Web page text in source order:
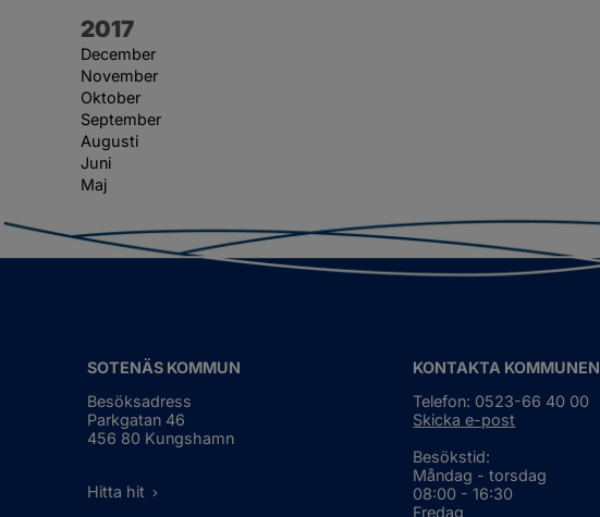
År:
2017
December
November
Oktober
September
Augusti
Juni
Maj
SOTENÄS KOMMUN
Besöksadress
Parkgatan 46
456 80 Kungshamn
Hitta hit
KONTAKTA KOMMUNEN
Telefon: 0523-66 40 00
Skicka e-post
Besökstid:
Måndag - torsdag
08:00 - 16:30
Fredag